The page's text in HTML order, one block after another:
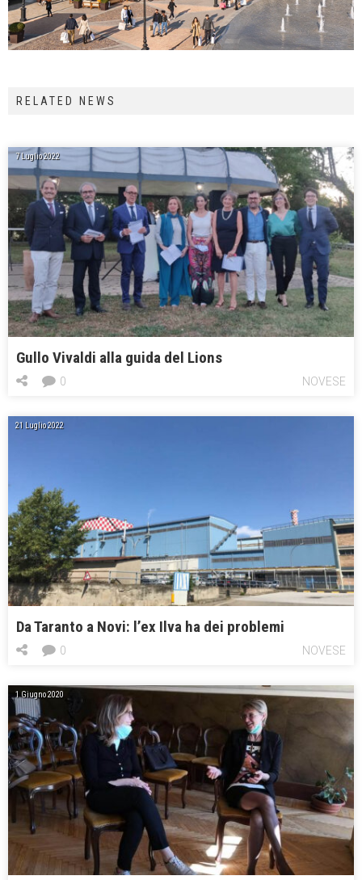
RELATED NEWS
7 Luglio 2022
Gullo Vivaldi alla guida del Lions
NOVESE
0
21 Luglio 2022
Da Taranto a Novi: l’ex Ilva ha dei problemi
NOVESE
0
1 Giugno 2020